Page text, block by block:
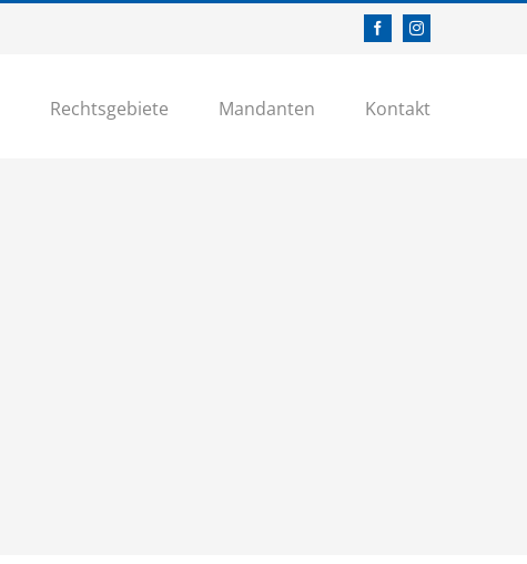
FacebookInstagram
Rechtsgebiete Mandanten Kontakt